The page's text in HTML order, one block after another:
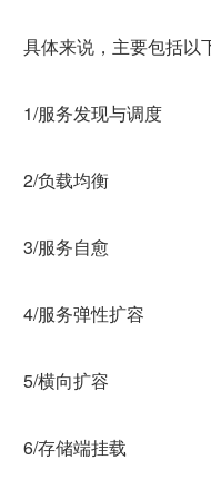
具体来说，主要包括以
1/服务发现与调度
2/负载均衡
3/服务自愈
4/服务弹性扩容
5/横向扩容
6/存储端挂载